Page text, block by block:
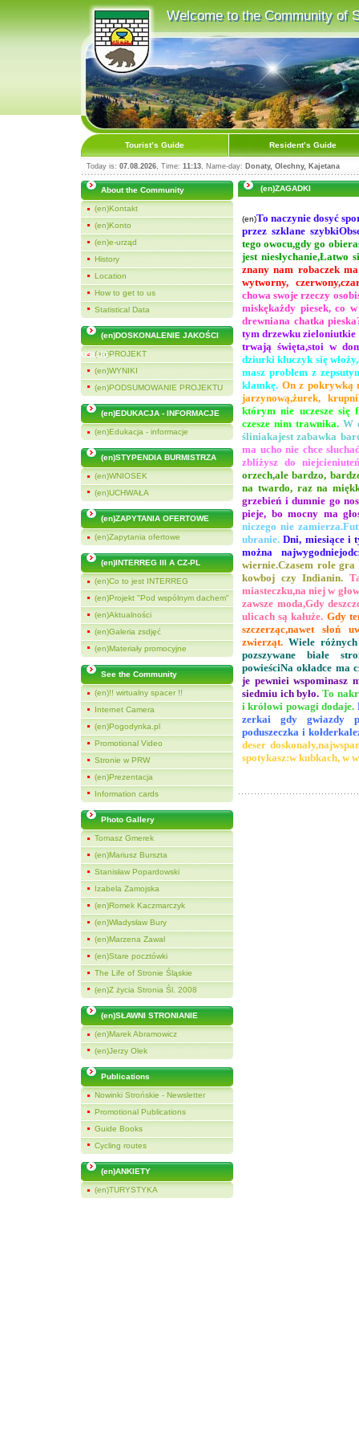
Welcome to the Community of
Welcome to the Community of
Tourist’s Guide Resident’s Guide
Today is: 07.08.2026, Time: 11:13, Name-day: Donaty, Olechny, Kajetana
About the Community
(en)Kontakt
(en)Konto
(en)e-urząd
History
Location
How to get to us
Statistical Data
(en)DOSKONALENIE JAKOŚCI
USŁUG(en)PROJEKT
(en)WYNIKI
(en)PODSUMOWANIE PROJEKTU
(en)EDUKACJA - INFORMACJE
(en)Edukacja - informacje
(en)STYPENDIA BURMISTRZA
(en)WNIOSEK
(en)UCHWAŁA
(en)ZAPYTANIA OFERTOWE
(en)Zapytania ofertowe
(en)INTERREG III A CZ-PL
(en)Co to jest INTERREG
(en)Projekt "Pod wspólnym dachem"
(en)Aktualności
(en)Galeria zsdjęć
(en)Materiały promocyjne
See the Community
(en)!! wirtualny spacer !!
Internet Camera
(en)Pogodynka.pl
Promotional Video
Stronie w PRW
(en)Prezentacja
Information cards
Photo Gallery
Tomasz Gmerek
(en)Mariusz Burszta
Stanisław Popardowski
Izabela Zamojska
(en)Romek Kaczmarczyk
(en)Władysław Bury
(en)Marzena Zawal
(en)Stare pocztówki
The Life of Stronie Śląskie
(en)Z życia Stronia Śl. 2008
(en)SŁAWNI STRONIANIE
(en)Marek Abramowicz
(en)Jerzy Olek
Publications
Nowinki Strońskie - Newsletter
Promotional Publications
Guide Books
Cycling routes
(en)ANKIETY
(en)TURYSTYKA
(en)ZAGADKI
(en)To naczynie dosyć
przez szklane szybki
tego owocu,gdy go
jest niesłychanie,Łatwo
znany nam robaczek
wytworny, czerwony,
chowa swoje rzeczy
miskękażdy piesek, co
drewniana chatka
tym drzewku zieloniutkie
trwają święta,stoi w
dziurki kluczyk się włoży,
masz problem z
klamkę. On z pokrywką
jarzynową,żurek,
którym nie uczesze się
czesze nim trawnika. W
śliniakajest zabawka
ma ucho nie chce
zbliżysz do niej
orzech,ale bardzo,
na twardo, raz na
grzebień i dumnie go
pieje, bo mocny ma
niczego nie zamierza.
ubranie. Dni, miesiące i
można najwygodniej
wiernie.Czasem role gra
kowboj czy Indianin.
miasteczku,na niej w
zawsze moda,Gdy
ulicach są kałuże. Gdy
szczerząc,nawet słoń
zwierząt. Wiele
pozszywane białe
powieściNa okładce ma
je pewniei wspominasz
siedmiu ich było. To
i królowi powagi dodaje.
zerkai gdy gwiazdy
poduszeczka i kołderka
deser doskonały,
spotykasz:w kubkach, w